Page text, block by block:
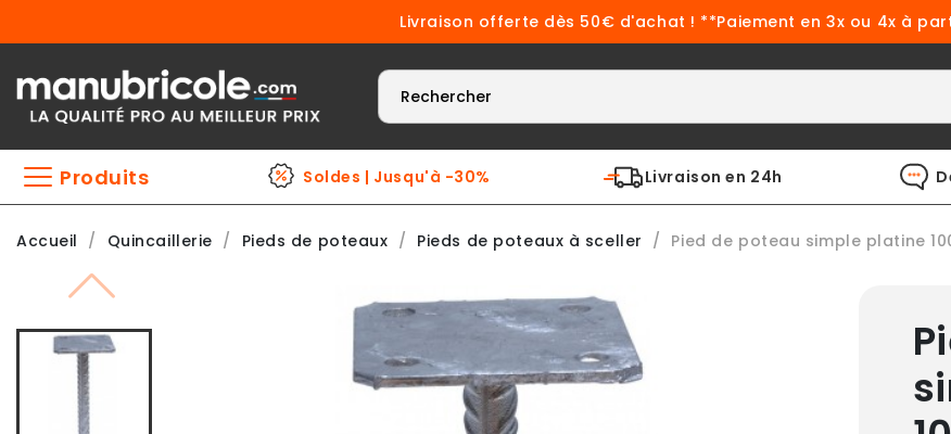
Livraison offerte dès 50€ d'achat ! **Paiement en 3x ou 4x à
Produits Soldes | Jusqu'à -30% Livraison en 24h
Accueil Quincaillerie Pieds de poteaux Pieds de poteaux à sceller Pied de poteau simple platine